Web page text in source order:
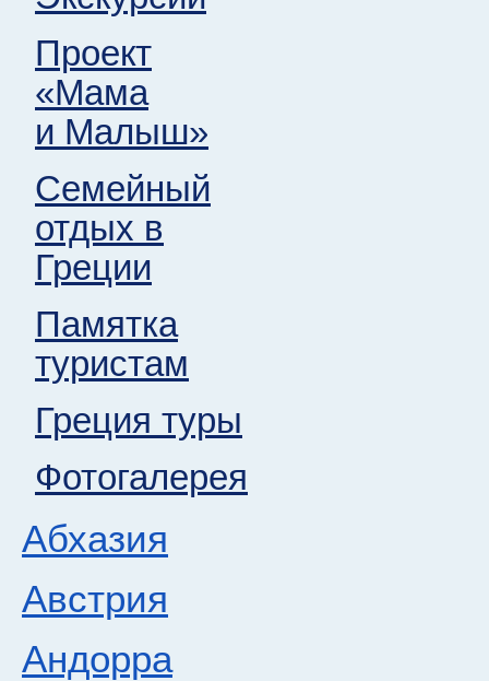
Проект
«Мама
и Малыш»
Семейный
отдых в
Греции
Памятка
туристам
Греция туры
Фотогалерея
Абхазия
Австрия
Андорра